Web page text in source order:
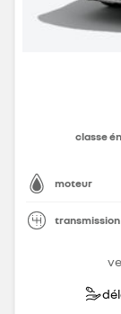
classe
moteur
transmission